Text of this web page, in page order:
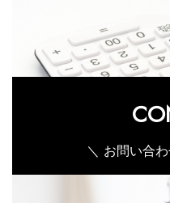
＼ お問い合